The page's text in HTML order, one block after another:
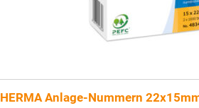
HERMA Anlage-Nummern